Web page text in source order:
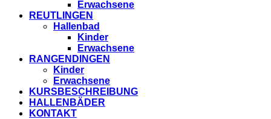
Erwachsene
REUTLINGEN
Hallenbad
Kinder
Erwachsene
RANGENDINGEN
Kinder
Erwachsene
KURSBESCHREIBUNG
HALLENBÄDER
KONTAKT